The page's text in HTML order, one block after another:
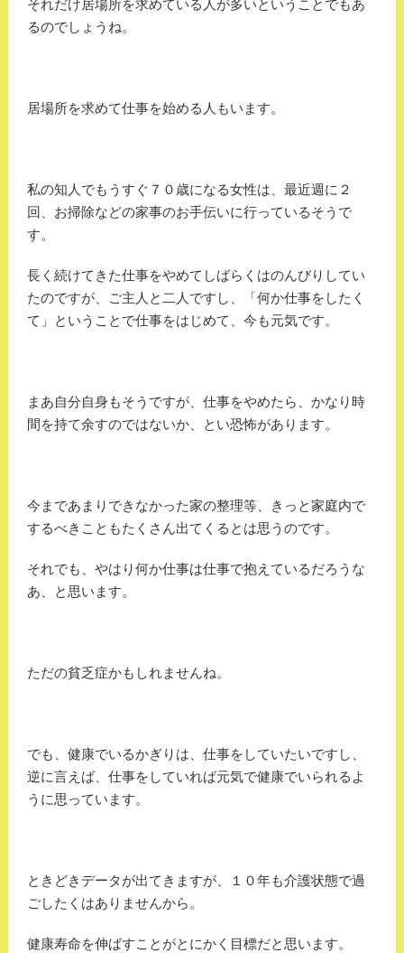
それだけ居場所を求めている人が多いということでもあ
るのでしょうね。
居場所を求めて仕事を始める人もいます。
私の知人でもうすぐ７０歳になる女性は、最近週に２
回、お掃除などの家事のお手伝いに行っているそうで
す。
長く続けてきた仕事をやめてしばらくはのんびりしてい
たのですが、ご主人と二人ですし、「何か仕事をしたく
て」ということで仕事をはじめて、今も元気です。
まあ自分自身もそうですが、仕事をやめたら、かなり時
間を持て余すのではないか、とい恐怖があります。
今まであまりできなかった家の整理等、きっと家庭内で
するべきこともたくさん出てくるとは思うのです。
それでも、やはり何か仕事は仕事で抱えているだろうな
あ、と思います。
ただの貧乏症かもしれませんね。
でも、健康でいるかぎりは、仕事をしていたいですし、
逆に言えば、仕事をしていれば元気で健康でいられるよ
うに思っています。
ときどきデータが出てきますが、１０年も介護状態で過
ごしたくはありませんから。
健康寿命を伸ばすことがとにかく目標だと思います。